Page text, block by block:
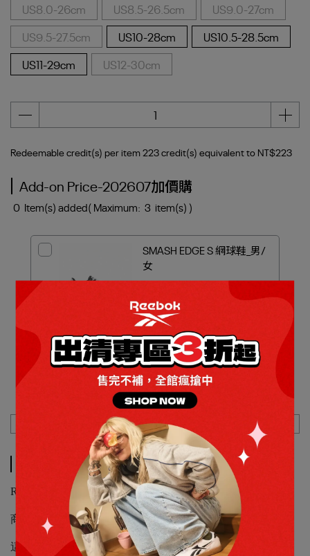
US8.0-26cm
US8.5-26.5cm
US9.0-27cm
US9.5-27.5cm
US10-28cm
US10.5-28.5cm
US11-29cm
US12-30cm
Redeemable credit(s) per item223credit(s) equivalent to NT$223
Add-on Price-202607加價購
0 Item(s) added( Maximum: 3 item(s) )
SMASH EDGE S 網球鞋_男/
女
Discount
Specification Shipping Method
Description
Reebok_FLOATRIDE ENERGY 6 慢跑鞋_男
商品編號：100210145
這款 Reebok 跑鞋是是你全方位的選擇，結合輕量設計與靈